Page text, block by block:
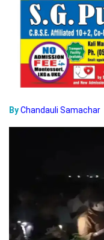
ByChandauli Samachar